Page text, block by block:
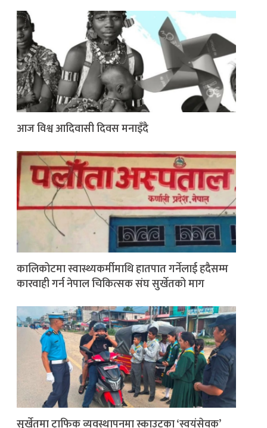
आज विश्व आदिवासी दिवस मनाइँदै
कालिकोटमा स्वास्थ्यकर्मीमाथि हातपात गर्नेलाई हदैसम्म
कारवाही गर्न नेपाल चिकित्सक संघ सुर्खेतको माग
सुर्खेतमा ट्राफिक व्यवस्थापनमा स्काउटका ‘स्वयंसेवक’